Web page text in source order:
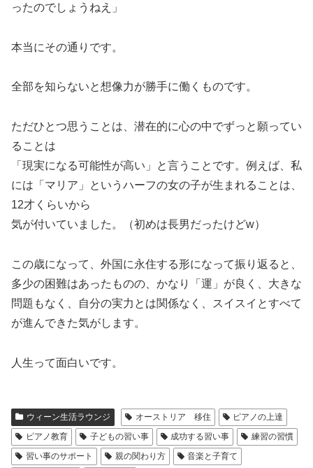
ったのでしょうねえ」
本当にその通りです。
全部を知らないと想像力が勝手に働くものです。
ただひとつ思うことは、潜在的に心の中でずっと願ってい
ることは
「現実になる可能性が高い」と言うことです。例えば、私
には「マリア」というハーフの女の子が生まれることは、
12才くらいから
気が付いていました。（初めは長男だったけどw）
この歳になって、外国に永住する形になって振り返ると、
多少の困難はあったものの、かなり「運」が良く、大きな
問題もなく、自分の実力とは関係なく、スイスイとすべて
が進んできた気がします。
人生って面白いです。
ウィーン生活ラウンジ オーストリア 移住
ピアノの上達
ピアノ教育
子どもの習い事 成功する習い事
練習の習慣
習い事のサポート
親の関わり方
音楽と子育て